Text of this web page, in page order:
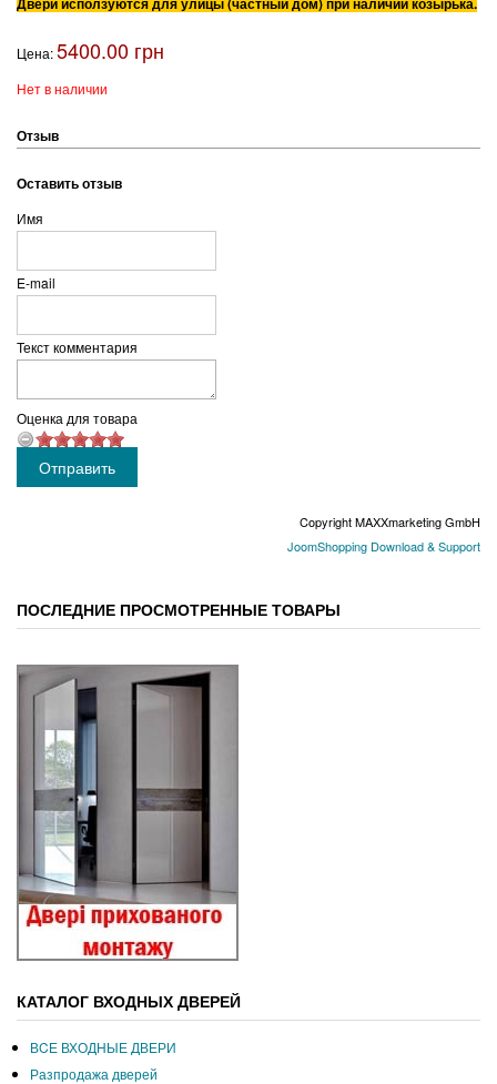
Цена:5400.00 грн
Нет в наличии
Отзыв
Оставить отзыв
Имя
E-mail
Текст комментария
Оценка для товара
Copyright MAXXmarketing GmbH
JoomShopping Download & Support
ПОСЛЕДНИЕ ПРОСМОТРЕННЫЕ ТОВАРЫ
КАТАЛОГ ВХОДНЫХ ДВЕРЕЙ
ВCЕ ВХОДНЫЕ ДВЕРИ
Разпродажа дверей